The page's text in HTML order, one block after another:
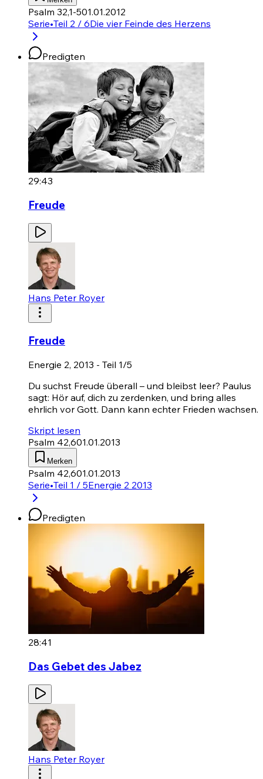
Psalm 32,1-501.01.2012
Serie•Teil 2 / 6Die vier Feinde des Herzens
Predigten
29:43
Freude
Hans Peter Royer
Freude
Energie 2, 2013 - Teil 1/5
Du suchst Freude überall – und bleibst leer? Paulus
sagt: Hör auf, dich zu zerdenken, und bring alles
ehrlich vor Gott. Dann kann echter Frieden wachsen.
Skript lesen
Psalm 42,601.01.2013
Merken
Psalm 42,601.01.2013
Serie•Teil 1 / 5Energie 2 2013
Predigten
28:41
Das Gebet des Jabez
Hans Peter Royer